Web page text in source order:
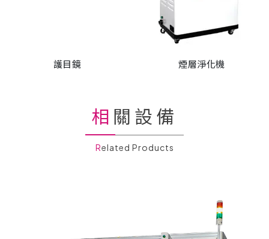
護目鏡 煙層淨化機
相關設備
Related Products